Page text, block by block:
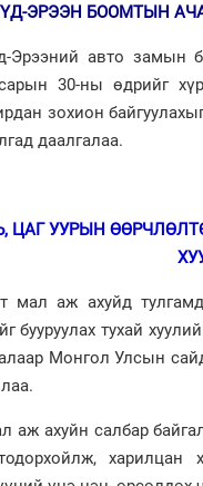
ЭРЭЭН БООМТЫН
Эрээний авто замын
30-ны өдрийг
зохион
даалгалаа.
ЦАГ УУРЫН
мал аж ахуйд
бууруулах тухай
Монгол Улсын
аж ахуйн салбар
харилцан